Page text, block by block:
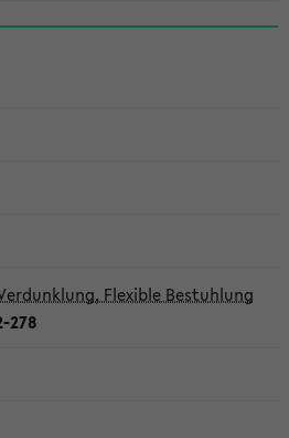
Flexible Bestuhlung
278